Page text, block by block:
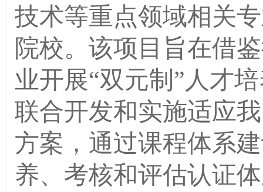
技术等重点领域相关
院校。该项目旨在借
业开展“双元制”人才
联合开发和实施适应
方案，通过课程体系
养、考核和评估认证